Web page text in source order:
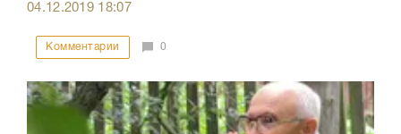
04.12.2019 18:07
Комментарии 0